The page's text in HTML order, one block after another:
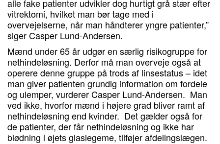
alle fake patienter udvikler dog hurtigt grå stær efter
vitrektomi, hvilket man bør tage med i
overvejelserne, når man håndterer yngre patienter,”
siger Casper Lund-Andersen.
Mænd under 65 år udgør en særlig risikogruppe for
nethindeløsning. Derfor må man overveje også at
operere denne gruppe på trods af linsestatus – idet
man giver patienten grundig information om fordele
og ulemper, vurderer Casper Lund-Andersen. Man
ved ikke, hvorfor mænd i højere grad bliver ramt af
nethindeløsning end kvinder. Det gælder også for
de patienter, der får nethindeløsning og ikke har
blødning i øjets glaslegeme, tilføjer afdelingslægen.